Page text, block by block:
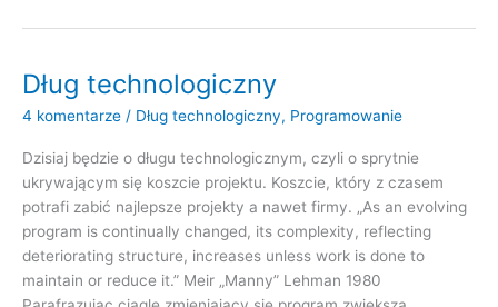
Dług technologiczny
4 komentarze / Dług technologiczny, Programowanie
Dzisiaj będzie o długu technologicznym, czyli o sprytnie
ukrywającym się koszcie projektu. Koszcie, który z czasem
potrafi zabić najlepsze projekty a nawet firmy. „As an evolving
program is continually changed, its complexity, reflecting
deteriorating structure, increases unless work is done to
maintain or reduce it.” Meir „Manny” Lehman 1980